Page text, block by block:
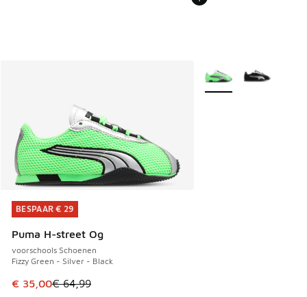
BESPAAR € 29
Puma H-street Og
voorschools Schoenen
Fizzy Green - Silver - Black
Dit artikel is in de uitverkoop. Dit artikel is in de
€ 35,00€ 64,99
BESPAAR € 29
Meer kleuren